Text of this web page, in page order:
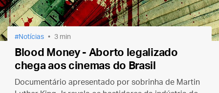
Notícias 3 min
Blood Money - Aborto legalizado
chega aos cinemas do Brasil
Documentário apresentado por sobrinha de Martin